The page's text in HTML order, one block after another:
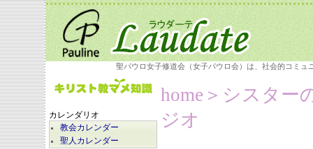
聖パウロ女子修道会（女子パウロ会）は、社会的コミ
カレンダリオ
教会カレンダー
聖人カレンダー
home ＞シスター
ジオ